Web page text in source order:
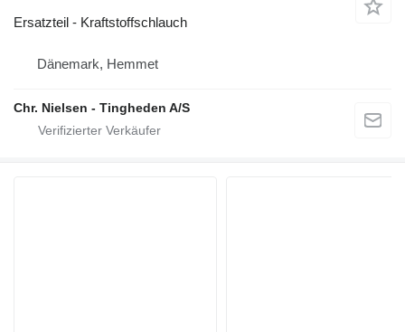
Ersatzteil - Kraftstoffschlauch
Dänemark, Hemmet
Chr. Nielsen - Tingheden A/S